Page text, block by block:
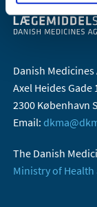
Danish Medicines
Axel Heides Gade
2300 København S
Email:
The Danish
Ministry of Health